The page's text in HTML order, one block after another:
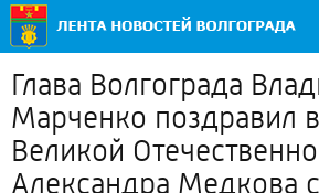
Глава Волгограда
Марченко поздравил
Великой
Александра Медкова